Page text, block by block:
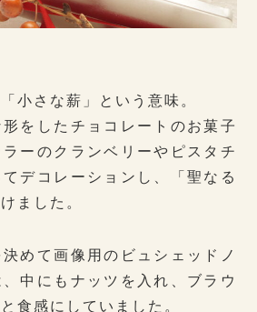
小さな薪」という意味。
をしたチョコレートのお菓子
ーのクランベリーやピスタチ
デコレーションし、「聖なる
ました。
めて画像用のビュシェッドノ
中にもナッツを入れ、ブラウ
食感にしていました。